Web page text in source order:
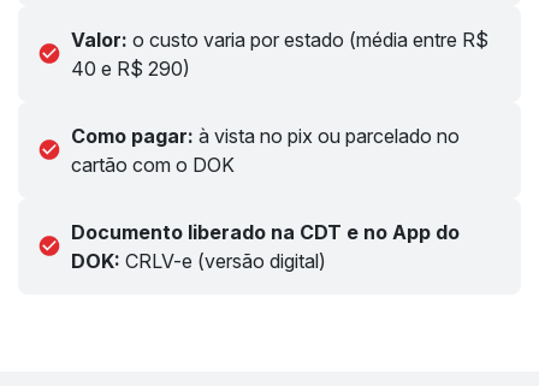
Valor: o custo varia por estado (média entre R$
40 e R$ 290)
Como pagar: à vista no pix ou parcelado no
cartão com o DOK
Documento liberado na CDT e no App do
DOK: CRLV-e (versão digital)